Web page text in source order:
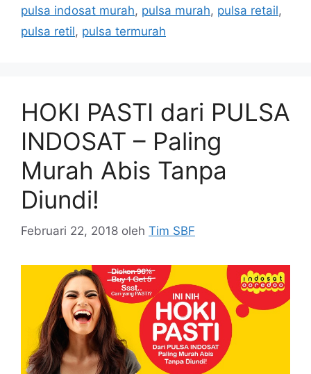
pulsa indosat murah, pulsa murah, pulsa retail,
pulsa retil, pulsa termurah
HOKI PASTI dari PULSA
INDOSAT – Paling
Murah Abis Tanpa
Diundi!
Februari 22, 2018 oleh Tim SBF